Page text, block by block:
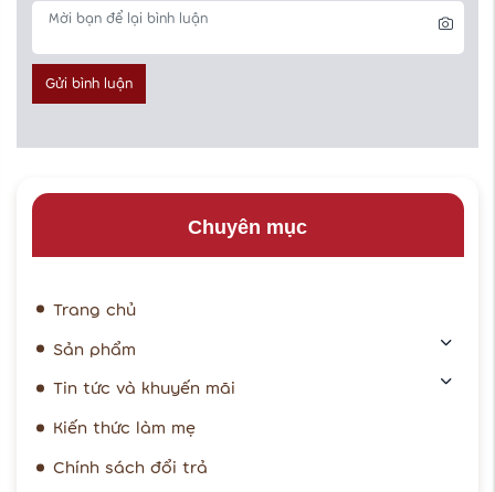
Gửi bình luận
Chuyên mục
Trang chủ
Sản phẩm
Tin tức và khuyến mãi
Kiến thức làm mẹ
Chính sách đổi trả